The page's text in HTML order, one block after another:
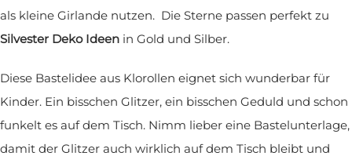
als kleine Girlande nutzen. Die Sterne passen perfekt zu
Silvester Deko Ideen in Gold und Silber.
Diese Bastelidee aus Klorollen eignet sich wunderbar für
Kinder. Ein bisschen Glitzer, ein bisschen Geduld und schon
funkelt es auf dem Tisch. Nimm lieber eine Bastelunterlage,
damit der Glitzer auch wirklich auf dem Tisch bleibt und